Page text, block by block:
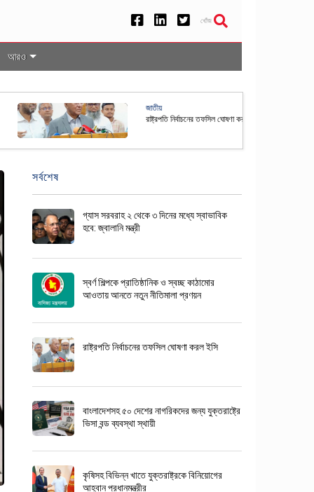
খোঁজ
আরও
৫০ দেশের নাগরিকদের জন্য যুক্তরাষ্ট্রে ভিসা বন্ড ব্যবস্থা স্থায়ী
সর্বশেষ
গ্যাস সরবরাহ ২ থেকে ৩ দিনের মধ্যে স্বাভাবিক
হবে: জ্বালানি মন্ত্রী
স্বর্ণ শিল্পকে প্রাতিষ্ঠানিক ও স্বচ্ছ কাঠামোর
আওতায় আনতে নতুন নীতিমালা প্রণয়ন
রাষ্ট্রপতি নির্বাচনের তফসিল ঘোষণা করল ইসি
বাংলাদেশসহ ৫০ দেশের নাগরিকদের জন্য যুক্তরাষ্ট্রে
ভিসা বন্ড ব্যবস্থা স্থায়ী
কৃষিসহ বিভিন্ন খাতে যুক্তরাষ্ট্রকে বিনিয়োগের
আহ্বান প্রধানমন্ত্রীর